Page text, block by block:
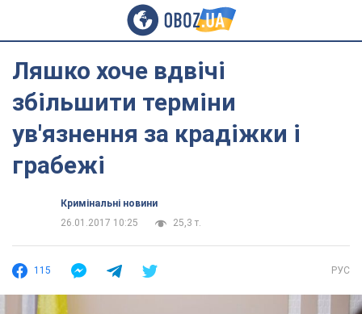
Ляшко хоче вдвічі
збільшити терміни
ув'язнення за крадіжки і
грабежі
Кримінальні новини
26.01.2017 10:25
25,3 т.
115 РУС